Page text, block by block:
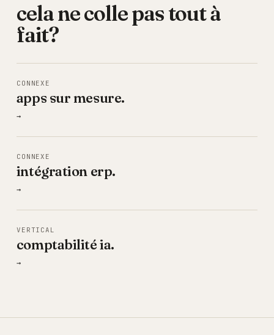
cela ne colle pas tout à
fait?
CONNEXE
apps sur mesure.
→
CONNEXE
intégration erp.
→
VERTICAL
comptabilité ia.
→